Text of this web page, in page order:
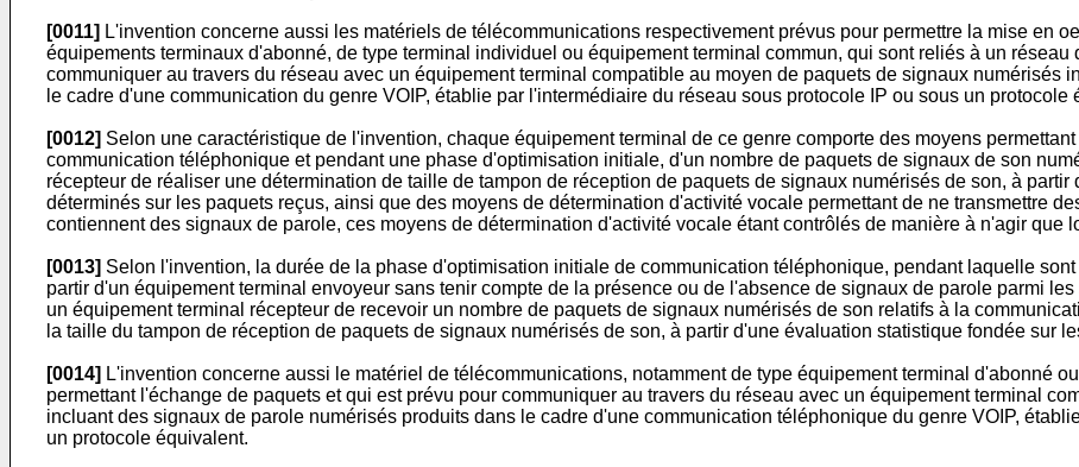
[0011] L'invention concerne aussi les matériels de télécommunications respectivement prévus pour permettre la mise en
équipements terminaux d'abonné, de type terminal individuel ou équipement terminal commun, qui sont reliés à un
communiquer au travers du réseau avec un équipement terminal compatible au moyen de paquets de signaux numérisés
le cadre d'une communication du genre VOIP, établie par l'intermédiaire du réseau sous protocole IP ou sous un protocole
[0012] Selon une caractéristique de l'invention, chaque équipement terminal de ce genre comporte des moyens
communication téléphonique et pendant une phase d'optimisation initiale, d'un nombre de paquets de signaux de son
récepteur de réaliser une détermination de taille de tampon de réception de paquets de signaux numérisés de son, à
déterminés sur les paquets reçus, ainsi que des moyens de détermination d'activité vocale permettant de ne transmettre
contiennent des signaux de parole, ces moyens de détermination d'activité vocale étant contrôlés de manière à n'agir que
[0013] Selon l'invention, la durée de la phase d'optimisation initiale de communication téléphonique, pendant laquelle
partir d'un équipement terminal envoyeur sans tenir compte de la présence ou de l'absence de signaux de parole parmi
un équipement terminal récepteur de recevoir un nombre de paquets de signaux numérisés de son relatifs à la
la taille du tampon de réception de paquets de signaux numérisés de son, à partir d'une évaluation statistique fondée sur
[0014] L'invention concerne aussi le matériel de télécommunications, notamment de type équipement terminal d'abonné
permettant l'échange de paquets et qui est prévu pour communiquer au travers du réseau avec un équipement terminal
incluant des signaux de parole numérisés produits dans le cadre d'une communication téléphonique du genre VOIP,
un protocole équivalent.